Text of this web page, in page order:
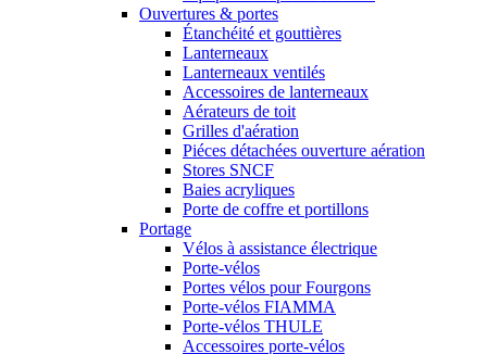
Ouvertures & portes
Étanchéité et gouttières
Lanterneaux
Lanterneaux ventilés
Accessoires de lanterneaux
Aérateurs de toit
Grilles d'aération
Piéces détachées ouverture aération
Stores SNCF
Baies acryliques
Porte de coffre et portillons
Portage
Vélos à assistance électrique
Porte-vélos
Portes vélos pour Fourgons
Porte-vélos FIAMMA
Porte-vélos THULE
Accessoires porte-vélos